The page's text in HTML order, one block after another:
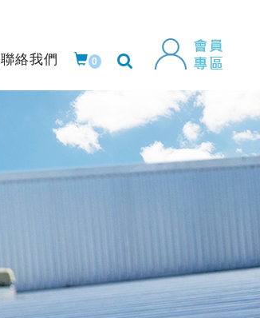
聯絡我們 0